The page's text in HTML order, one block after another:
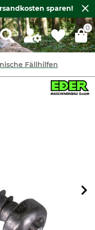
sparen!
0
Fällhilfen